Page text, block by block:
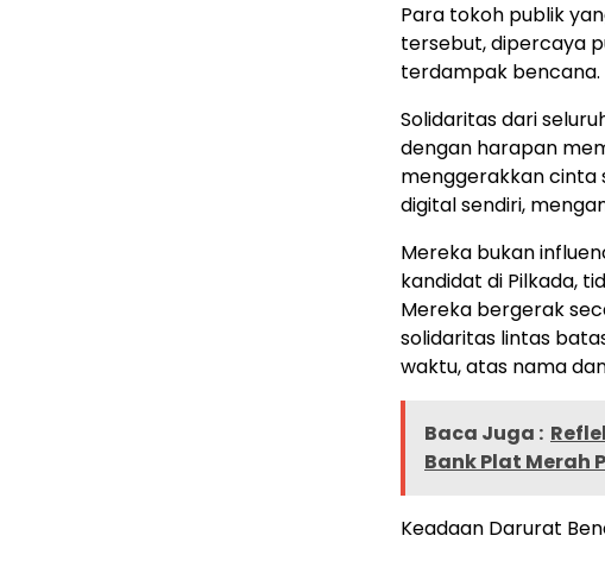
Para tokoh publik
tersebut, dipercaya
terdampak bencana.
Solidaritas dari
dengan harapan
menggerakkan cinta
digital sendiri,
Mereka bukan
kandidat di Pilkada,
Mereka bergerak
solidaritas lintas
waktu, atas nama
Baca Juga :
Bank Plat Merah
Keadaan Darurat